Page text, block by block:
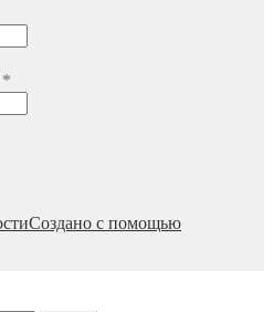
*
Создано с помощью